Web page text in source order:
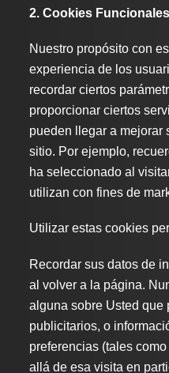
2. Cookies Funcionales
Nuestro propósito con
experiencia de los
recordar ciertos
proporcionar ciertos
pueden llegar a mejorar
sitio. Por ejemplo,
ha seleccionado al
utilizan con fines de
Utilizar estas cookies
Recordar sus datos de
al volver a la página.
alguna sobre Usted que
publicitarios, o
preferencias (tales
allá de esa visita en